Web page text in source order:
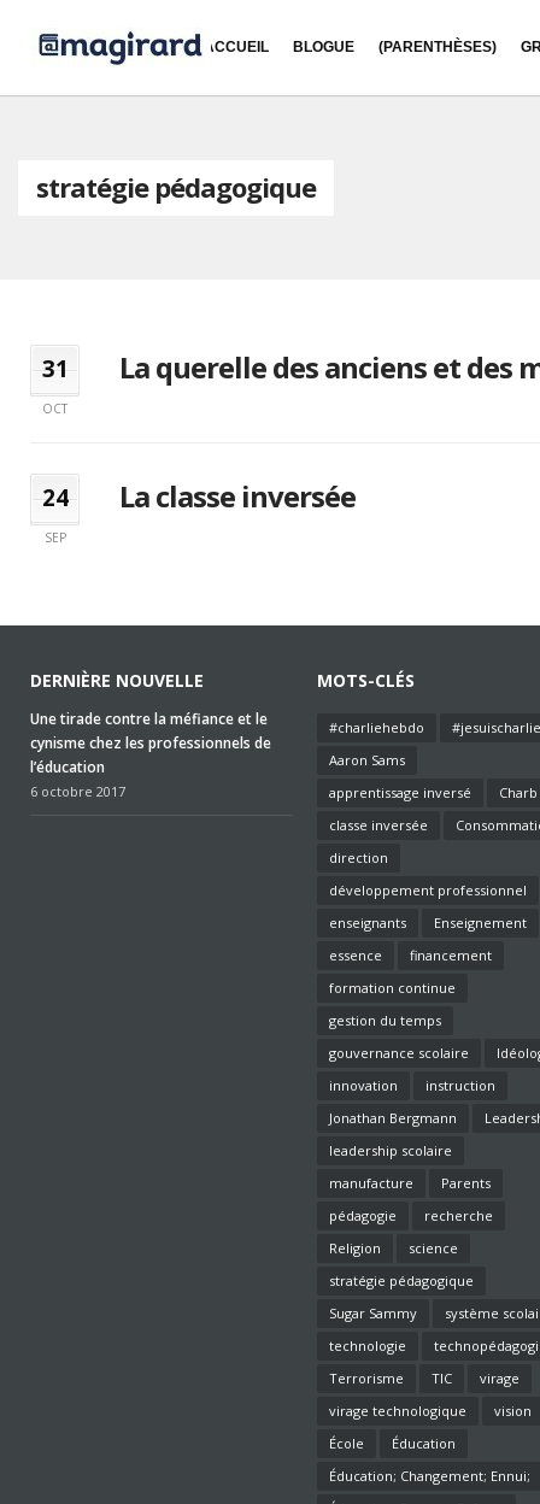
ACCUEIL BLOGUE (PARENTHÈSES)
stratégie pédagogique
31
OCT
La querelle des anciens et des
24
SEP
La classe inversée
DERNIÈRE NOUVELLE
Une tirade contre la méfiance et le
cynisme chez les professionnels de
l’éducation
6 octobre 2017
MOTS-CLÉS
#charliehebdo
#jesuischarlie
Aaron Sams
apprentissage inversé
Charb
classe inversée
direction
développement professionnel
enseignants
Enseignement
essence
financement
formation continue
gestion du temps
gouvernance scolaire
innovation
instruction
Jonathan Bergmann
leadership scolaire
manufacture
Parents
pédagogie
recherche
Religion
science
stratégie pédagogique
Sugar Sammy
système
technologie
Terrorisme
TIC
virage
virage technologique
vision
École
Éducation
Éducation; Changement; Ennui;